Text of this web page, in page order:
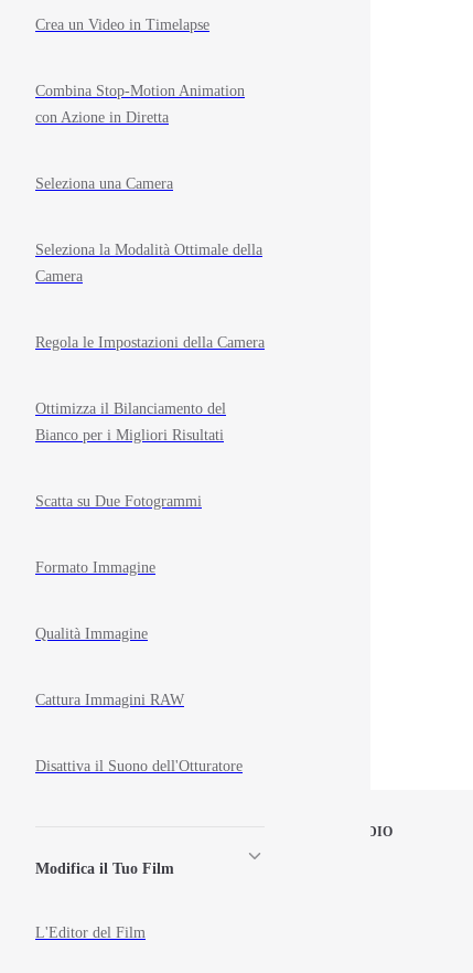
Crea un Video in Timelapse
Combina Stop-Motion Animation
con Azione in Diretta
Seleziona una Camera
Seleziona la Modalità Ottimale della
Camera
Regola le Impostazioni della Camera
Ottimizza il Bilanciamento del
Bianco per i Migliori Risultati
Scatta su Due Fotogrammi
Formato Immagine
Qualità Immagine
Cattura Immagini RAW
Disattiva il Suono dell'Otturatore
Modifica il Tuo Film
L'Editor del Film
STOP MOTION STUDIO
Home